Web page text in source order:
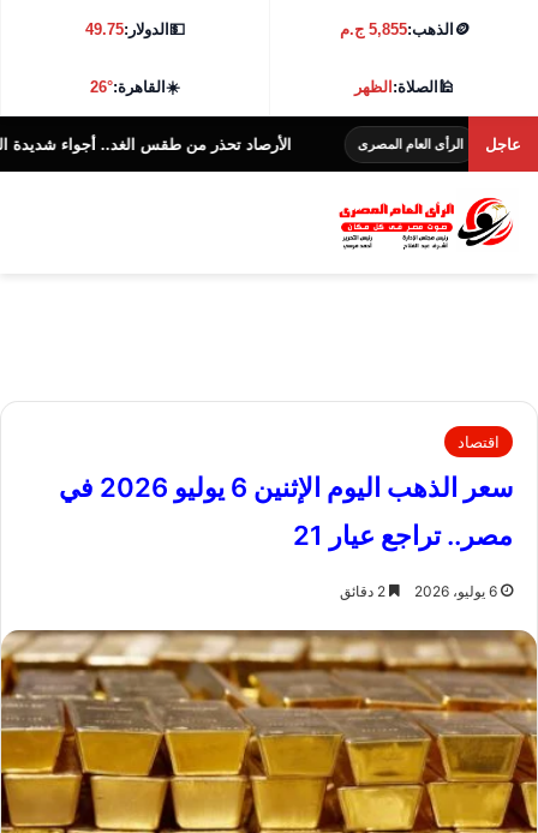
🪙 الذهب:5,855 ج.م 💵الدولار:49.75
🕌الصلاة:الظهر ☀️القاهرة:26°
عاجل
الرأى العام المصرى الأرصاد تحذر من طقس الغد.. أجواء شديدة الحرارة و38 درجة بالقاهرة
اقتصاد
سعر الذهب اليوم الإثنين 6 يوليو 2026 في
مصر.. تراجع عيار 21
6 يوليو، 2026